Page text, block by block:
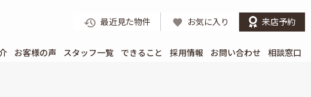
最近見た物件 お気に入り 来店予約
お客様の声 スタッフ一覧 できること 採用情報 お問い合わせ 相談窓口